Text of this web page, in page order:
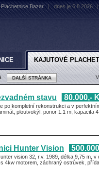
Plachetnice Bazar | dnes je 6.8.2026 |
KAJUTOVÉ
DALŠÍ STRÁNKA
stavu 80.000,-
po kompletní rekonstrukci a v
ploutvokýl, ponor 1.1 m, kapacita
Hunter Vision
vision 32, r.v. 1989, délka 9,75 m,
4kw motorem, záchraný ostrůvek,